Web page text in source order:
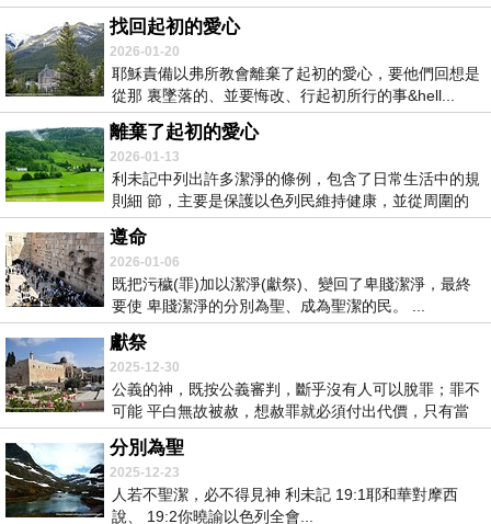
找回起初的愛心
2026-01-20
耶穌責備以弗所教會離棄了起初的愛心，要他們回想是
從那 裏墜落的、並要悔改、行起初所行的事&hell...
離棄了起初的愛心
2026-01-13
利未記中列出許多潔淨的條例，包含了日常生活中的規
則細 節，主要是保護以色列民維持健康，並從周圍的
民...
遵命
2026-01-06
既把污穢(罪)加以潔淨(獻祭)、變回了卑賤潔淨，最終
要使 卑賤潔淨的分別為聖、成為聖潔的民。 ...
獻祭
2025-12-30
公義的神，既按公義審判，斷乎沒有人可以脫罪；罪不
可能 平白無故被赦，想赦罪就必須付出代價，只有當
罪...
分別為聖
2025-12-23
人若不聖潔，必不得見神 利未記 19:1耶和華對摩西
說、 19:2你曉諭以色列全會...